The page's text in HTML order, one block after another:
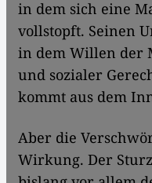
in dem sich eine
vollstopft. Seinen
in dem Willen der
und sozialer
kommt aus dem
Aber die
Wirkung. Der Sturz